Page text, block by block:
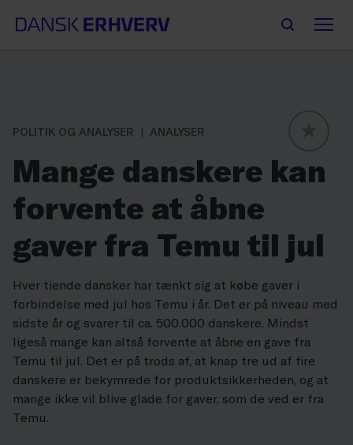
POLITIK OG ANALYSER
ANALYSER
Mange danskere kan
forvente at åbne
gaver fra Temu til jul
Hver tiende dansker har tænkt sig at købe gaver i
forbindelse med jul hos Temu i år. Det er på niveau med
sidste år og svarer til ca. 500.000 danskere. Mindst
ligeså mange kan altså forvente at åbne en gave fra
Temu til jul. Det er på trods af, at knap tre ud af fire
danskere er bekymrede for produktsikkerheden, og at
mange ikke vil blive glade for gaver, som de ved er fra
Temu.